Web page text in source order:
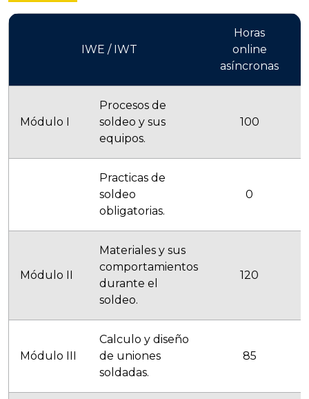
IWE / IWT
Horas
online
asíncronas
Módulo I
Procesos de
soldeo y sus
equipos.
100
Practicas de
soldeo
obligatorias.
0
Módulo II
Materiales y sus
comportamientos
durante el
soldeo.
120
Módulo III
Calculo y diseño
de uniones
soldadas.
85